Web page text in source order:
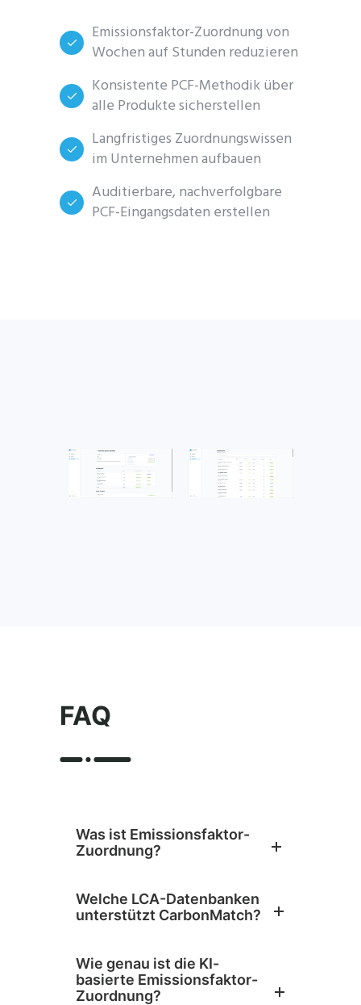
Emissionsfaktor-Zuordnung von
Wochen auf Stunden reduzieren
Konsistente PCF-Methodik über
alle Produkte sicherstellen
Langfristiges Zuordnungswissen
im Unternehmen aufbauen
Auditierbare, nachverfolgbare
PCF-Eingangsdaten erstellen
FAQ
Was ist Emissionsfaktor-
Zuordnung?
Welche LCA-Datenbanken
unterstützt CarbonMatch?
Wie genau ist die KI-
basierte Emissionsfaktor-
Zuordnung?